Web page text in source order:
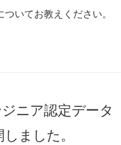
いてお教えください。
ニア認定データ
ました。